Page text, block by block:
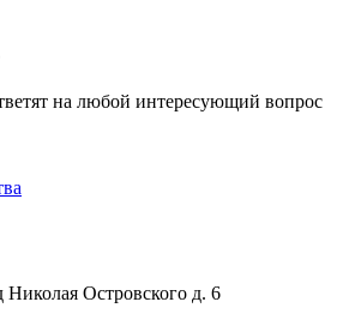
на любой интересующий вопрос
Николая Островского д. 6